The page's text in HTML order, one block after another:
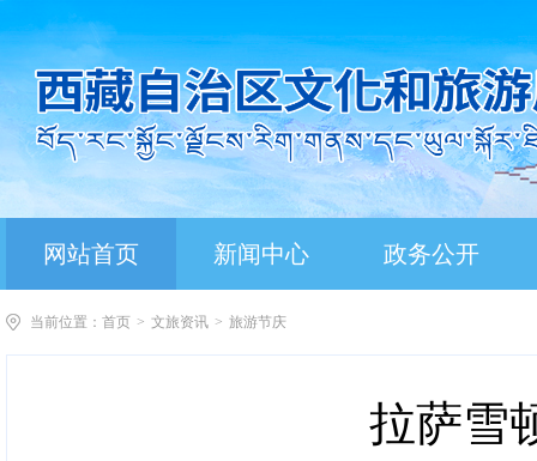
网站首页 新闻中心 政务公开
当前位置： 首页 > 文旅资讯 > 旅游节庆
拉萨雪